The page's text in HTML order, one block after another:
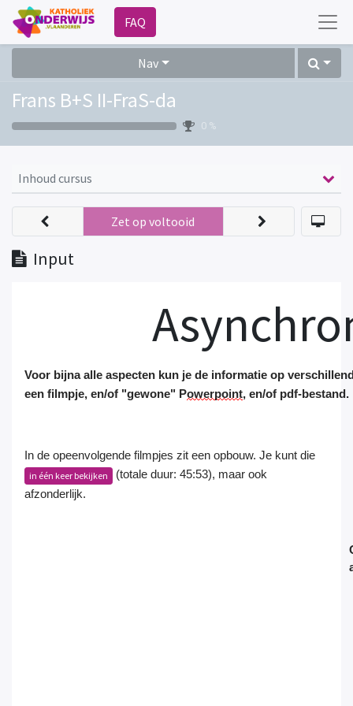
FAQ
Nav
Frans B+S II-FraS-da
0 %
Inhoud cursus
Input
Zet op voltooid
Voor bijna alle aspecten kun je de informatie op
een filmpje, en/of "gewone" Powerpoint, en/of pdf-bestand.
In de opeenvolgende filmpjes zit een opbouw. Je kunt die
in één keer bekijken
(totale duur: 45:53), maar ook
afzonderlijk.